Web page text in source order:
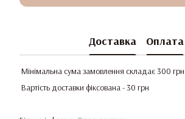
Доставка Оплата
Мінімальна сума замовлення складає 300
Вартість доставки фіксована - 30 грн